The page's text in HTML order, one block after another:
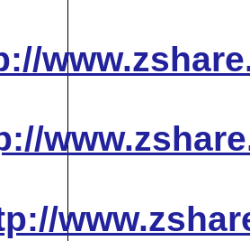
http://
http://
http://